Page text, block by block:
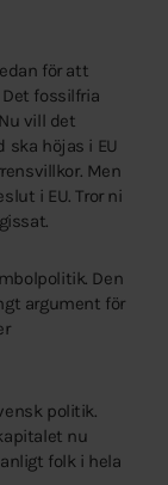
för att
fossilfria
vill det
höjas i EU
Men
i EU. Tror ni
Den
argument för
politik.
nu
folk i hela